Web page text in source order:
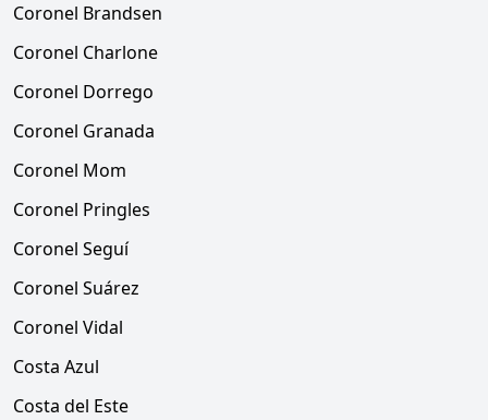
Coronel Brandsen
Coronel Charlone
Coronel Dorrego
Coronel Granada
Coronel Mom
Coronel Pringles
Coronel Seguí
Coronel Suárez
Coronel Vidal
Costa Azul
Costa del Este